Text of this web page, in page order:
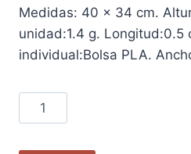
Medidas: 40 x 34 cm.
unidad:1.4 g. Longitud:0.5
individual:Bolsa PLA.